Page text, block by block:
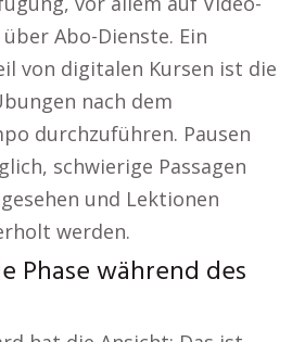
Abo-Dienste. Ein
von digitalen Kursen ist die
nach dem
durchzuführen. Pausen
schwierige Passagen
und Lektionen
werden.
Phase während des